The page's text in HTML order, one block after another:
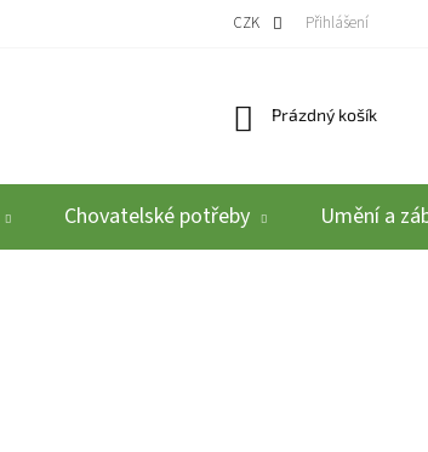
ELEKTROZAŘÍZENÍ / BATERIÍ REKLAMACE A
CZK Přihlášení
Nákupní košík
Prázdný košík
Chovatelské potřeby Umění a